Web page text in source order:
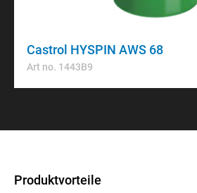
Castrol HYSPIN AWS 68
Art no. 1443B9
Produktvorteile